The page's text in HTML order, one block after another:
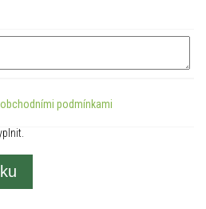
podmínkami